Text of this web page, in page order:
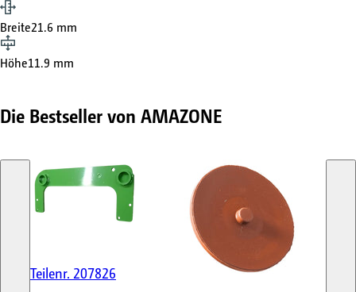
Breite21.6 mm
Höhe11.9 mm
Die Bestseller von AMAZONE
Teilenr. 207826